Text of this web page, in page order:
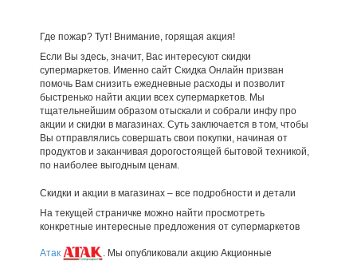
Где пожар? Тут! Внимание, горящая акция!
Если Вы здесь, значит, Вас интересуют скидки
супермаркетов. Именно сайт Скидка Онлайн призван
помочь Вам снизить ежедневные расходы и позволит
быстренько найти акции всех супермаркетов. Мы
тщательнейшим образом отыскали и собрали инфу про
акции и скидки в магазинах. Суть заключается в том, чтобы
Вы отправлялись совершать свои покупки, начиная от
продуктов и заканчивая дорогостоящей бытовой техникой,
по наиболее выгодным ценам.
Скидки и акции в магазинах – все подробности и детали
На текущей страничке можно найти просмотреть
конкретные интересные предложения от супермаркетов
Атак . Мы опубликовали акцию Акционные